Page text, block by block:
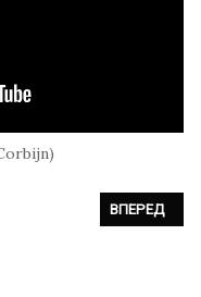
СЛЕДУЮЩИЙ:
ВПЕРЕД